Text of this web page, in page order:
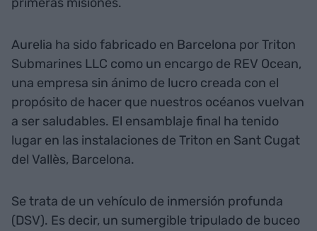
Aurelia ha sido fabricado en Barcelona por Triton
Submarines LLC como un encargo de REV Ocean,
una empresa sin ánimo de lucro creada con el
propósito de hacer que nuestros océanos vuelvan
a ser saludables. El ensamblaje final ha tenido
lugar en las instalaciones de Triton en Sant Cugat
del Vallès, Barcelona.
Se trata de un vehículo de inmersión profunda
(DSV). Es decir, un sumergible tripulado de buceo